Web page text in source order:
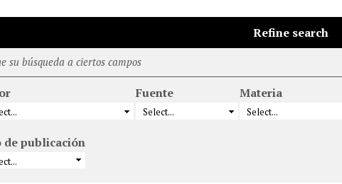
Refine search
su búsqueda a ciertos campos
Fuente Materia
de publicación